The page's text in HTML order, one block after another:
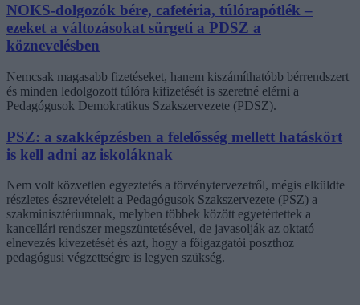
NOKS-dolgozók bére, cafetéria, túlórapótlék –
ezeket a változásokat sürgeti a PDSZ a
köznevelésben
Nemcsak magasabb fizetéseket, hanem kiszámíthatóbb bérrendszert
és minden ledolgozott túlóra kifizetését is szeretné elérni a
Pedagógusok Demokratikus Szakszervezete (PDSZ).
PSZ: a szakképzésben a felelősség mellett hatáskört
is kell adni az iskoláknak
Nem volt közvetlen egyeztetés a törvénytervezetről, mégis elküldte
részletes észrevételeit a Pedagógusok Szakszervezete (PSZ) a
szakminisztériumnak, melyben többek között egyetértettek a
kancellári rendszer megszüntetésével, de javasolják az oktató
elnevezés kivezetését és azt, hogy a főigazgatói poszthoz
pedagógusi végzettségre is legyen szükség.